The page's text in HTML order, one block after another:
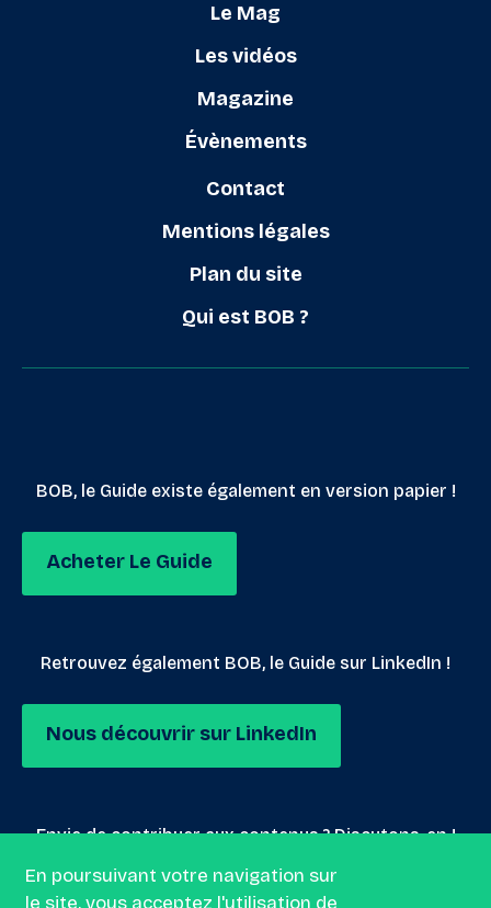
Le Mag
Les vidéos
Magazine
Évènements
Contact
Mentions légales
Plan du site
Qui est BOB ?
BOB, le Guide existe également en version papier !
Acheter Le Guide
Retrouvez également BOB, le Guide sur LinkedIn !
Nous découvrir sur LinkedIn
Envie de contribuer aux contenus ? Discutons-en !
En poursuivant votre navigation sur
le site, vous acceptez l'utilisation de